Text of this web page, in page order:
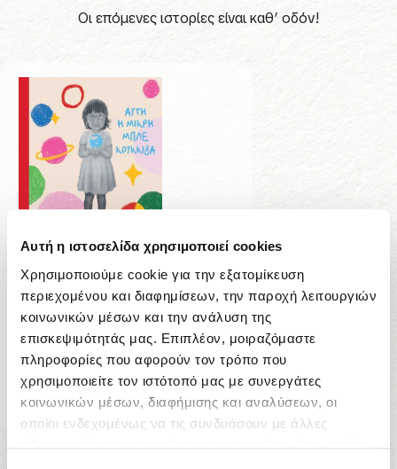
Αυτή η ιστοσελίδα χρησιμοποιεί cookies
Χρησιμοποιούμε cookie για την εξατομίκευση
περιεχομένου και διαφημίσεων, την παροχή λειτουργιών
κοινωνικών μέσων και την ανάλυση της
επισκεψιμότητάς μας. Επιπλέον, μοιραζόμαστε
πληροφορίες που αφορούν τον τρόπο που
χρησιμοποιείτε τον ιστότοπό μας με συνεργάτες
κοινωνικών μέσων, διαφήμισης και αναλύσεων, οι
οποίοι ενδεχομένως να τις συνδυάσουν με άλλες
Οι επόμενες ιστορίες είναι καθ’ οδόν!
ΔΙΑΘΕΣΙΜΟ ΓΙΑ ΠΡΟΠΑΡΑΓΓΕΛΙΑ
Zeno Sworder
Αυτή η μικρή μπλε κουκκίδα
12,96€